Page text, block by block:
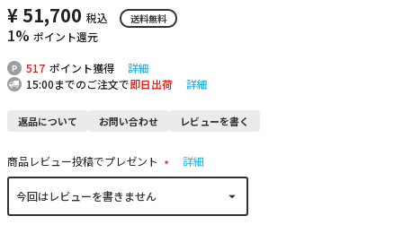
¥51,700 税込 送料無料
1% ポイント還元
517 ポイント獲得
詳細
15:00までのご注文で即日出荷 詳細
返品について お問い合わせ レビューを書く
商品レビュー投稿でプレゼント
(
詳細